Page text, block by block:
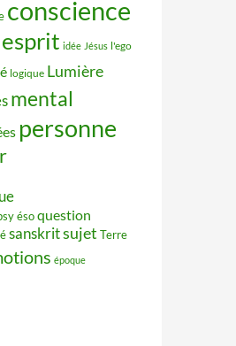
conscience
esprit idée Jésus l'ego
logique Lumière
mental
personne
ésoquestion
sanskritsujet Terre
époque